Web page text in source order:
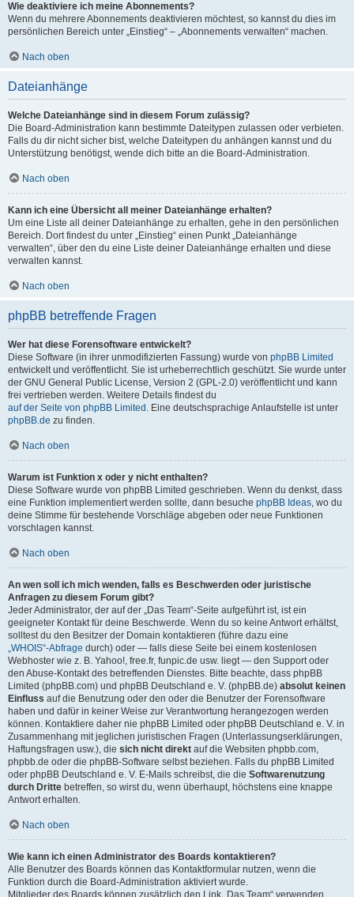
Wie deaktiviere ich meine Abonnements?
Wenn du mehrere Abonnements deaktivieren möchtest, so kannst du dies im
persönlichen Bereich unter „Einstieg“ – „Abonnements verwalten“ machen.
Nach oben
Dateianhänge
Welche Dateianhänge sind in diesem Forum zulässig?
Die Board-Administration kann bestimmte Dateitypen zulassen oder verbieten.
Falls du dir nicht sicher bist, welche Dateitypen du anhängen kannst und du
Unterstützung benötigst, wende dich bitte an die Board-Administration.
Nach oben
Kann ich eine Übersicht all meiner Dateianhänge erhalten?
Um eine Liste all deiner Dateianhänge zu erhalten, gehe in den persönlichen
Bereich. Dort findest du unter „Einstieg“ einen Punkt „Dateianhänge
verwalten“, über den du eine Liste deiner Dateianhänge erhalten und diese
verwalten kannst.
Nach oben
phpBB betreffende Fragen
Wer hat diese Forensoftware entwickelt?
Diese Software (in ihrer unmodifizierten Fassung) wurde von phpBB Limited
entwickelt und veröffentlicht. Sie ist urheberrechtlich geschützt. Sie wurde unter
der GNU General Public License, Version 2 (GPL-2.0) veröffentlicht und kann
frei vertrieben werden. Weitere Details findest du
auf der Seite von phpBB Limited . Eine deutschsprachige Anlaufstelle ist unter
phpBB.de zu finden.
Nach oben
Warum ist Funktion x oder y nicht enthalten?
Diese Software wurde von phpBB Limited geschrieben. Wenn du denkst, dass
eine Funktion implementiert werden sollte, dann besuche phpBB Ideas, wo du
deine Stimme für bestehende Vorschläge abgeben oder neue Funktionen
vorschlagen kannst.
Nach oben
An wen soll ich mich wenden, falls es Beschwerden oder juristische
Anfragen zu diesem Forum gibt?
Jeder Administrator, der auf der „Das Team“-Seite aufgeführt ist, ist ein
geeigneter Kontakt für deine Beschwerde. Wenn du so keine Antwort erhältst,
solltest du den Besitzer der Domain kontaktieren (führe dazu eine
„WHOIS“-Abfrage durch) oder — falls diese Seite bei einem kostenlosen
Webhoster wie z. B. Yahoo!, free.fr, funpic.de usw. liegt — den Support oder
den Abuse-Kontakt des betreffenden Dienstes. Bitte beachte, dass phpBB
Limited (phpBB.com) und phpBB Deutschland e. V. (phpBB.de) absolut keinen
Einfluss auf die Benutzung oder den oder die Benutzer der Forensoftware
haben und dafür in keiner Weise zur Verantwortung herangezogen werden
können. Kontaktiere daher nie phpBB Limited oder phpBB Deutschland e. V. in
Zusammenhang mit jeglichen juristischen Fragen (Unterlassungserklärungen,
Haftungsfragen usw.), die sich nicht direkt auf die Websiten phpbb.com,
phpbb.de oder die phpBB-Software selbst beziehen. Falls du phpBB Limited
oder phpBB Deutschland e. V. E-Mails schreibst, die die Softwarenutzung
durch Dritte betreffen, so wirst du, wenn überhaupt, höchstens eine knappe
Antwort erhalten.
Nach oben
Wie kann ich einen Administrator des Boards kontaktieren?
Alle Benutzer des Boards können das Kontaktformular nutzen, wenn die
Funktion durch die Board-Administration aktiviert wurde.
Mitglieder des Boards können zusätzlich den Link „Das Team“ verwenden.